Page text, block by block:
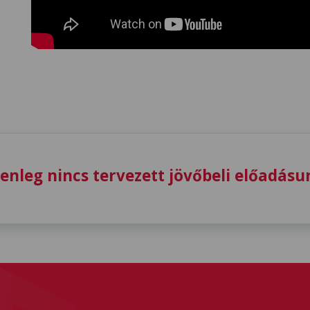
nincs tervezett jövőbeli